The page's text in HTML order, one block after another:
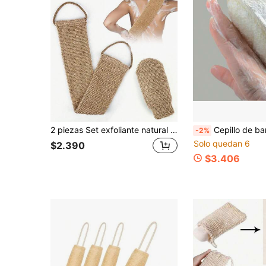
2 piezas Set exfoliante natural (tira exfoliante + guante), tira de exfoliación de espalda 100% cáñamo, cinturón exfoliante natural para la espalda, esponja de baño larga unisex, hace la piel talla grande suave y limpia, toalla facial exfoliante multifuncional, toalla de exfoliación de espalda elástica, adecuada para bañarse, limpiar la piel y masajes - Adecuada para hombres y mujeres, esencial de baño, esponja de red africana (2/1 pieza)
$2.390
-2% Cepillo de baño de esponja, suministros de baño de lufa,
Solo quedan 6
$3.406